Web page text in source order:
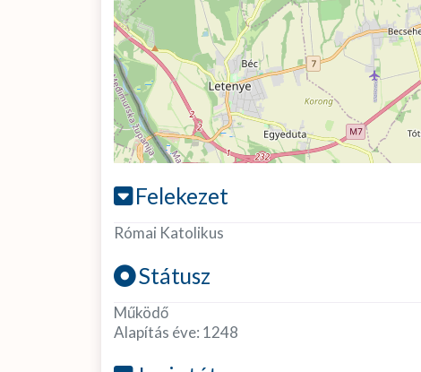
Felekezet
Római Katolikus
Státusz
Működő
Alapítás éve: 1248